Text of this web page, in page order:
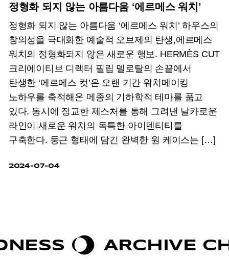
정형화 되지 않는 아름다움 ‘에르메스 워치’
정형화 되지 않는 아름다움 ‘에르메스 워치’ 하우스의
창의성을 극대화한 예술적 오브제의 탄생,에르메스
워치의 정형화되지 않은 새로운 행보. HERMÈS CUT
크리에이티브 디렉터 필립 델로탈의 손끝에서
탄생한 ‘에르메스 컷’은 오랜 기간 워치메이킹
노하우를 축적해온 메종의 기하학적 테마를 품고
있다. 동시에 정교한 제스처를 통해 그려낸 날카로운
라인이 새로운 워치의 독특한 아이덴티티를
구축한다. 둥근 형태에 담긴 완벽한 원 케이스는 […]
2024-07-04
ARCHIVE